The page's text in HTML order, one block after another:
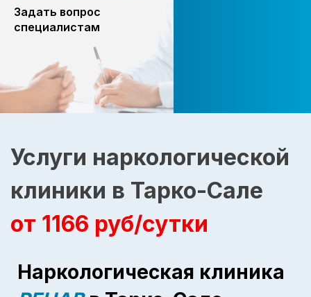
Задать вопрос
специалистам
Услуги наркологической
клиники в Тарко-Сале
от 1166 руб/сутки
Наркологическая клиника